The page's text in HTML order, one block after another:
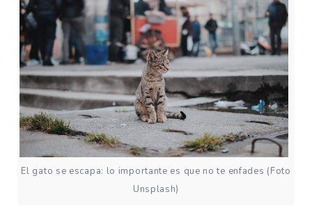
El gato se escapa: lo importante es que no te enfades (Foto
Unsplash)